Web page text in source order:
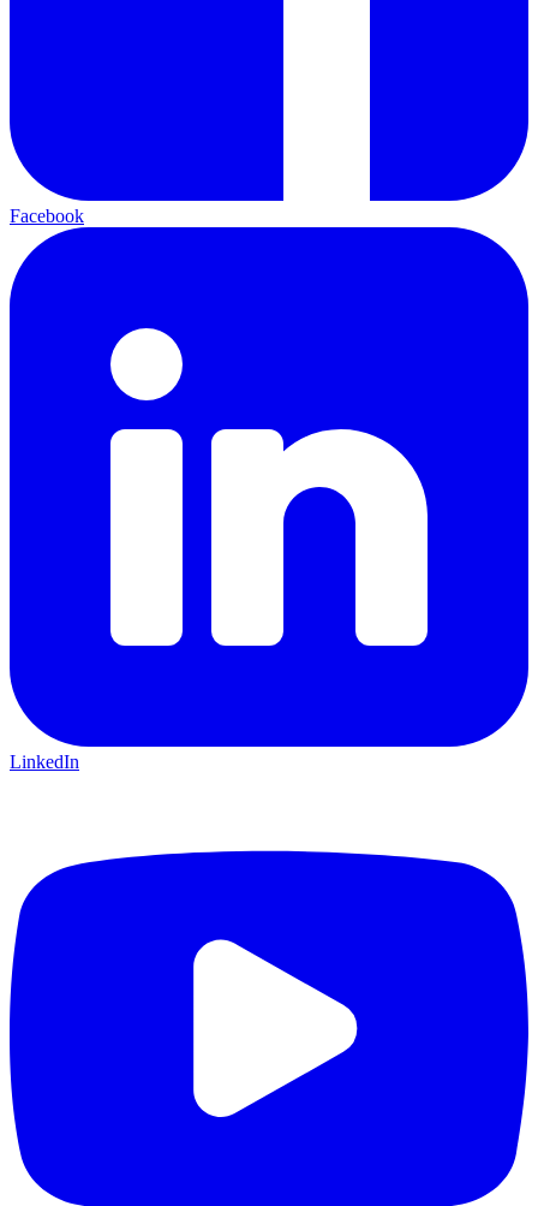
Facebook
LinkedIn